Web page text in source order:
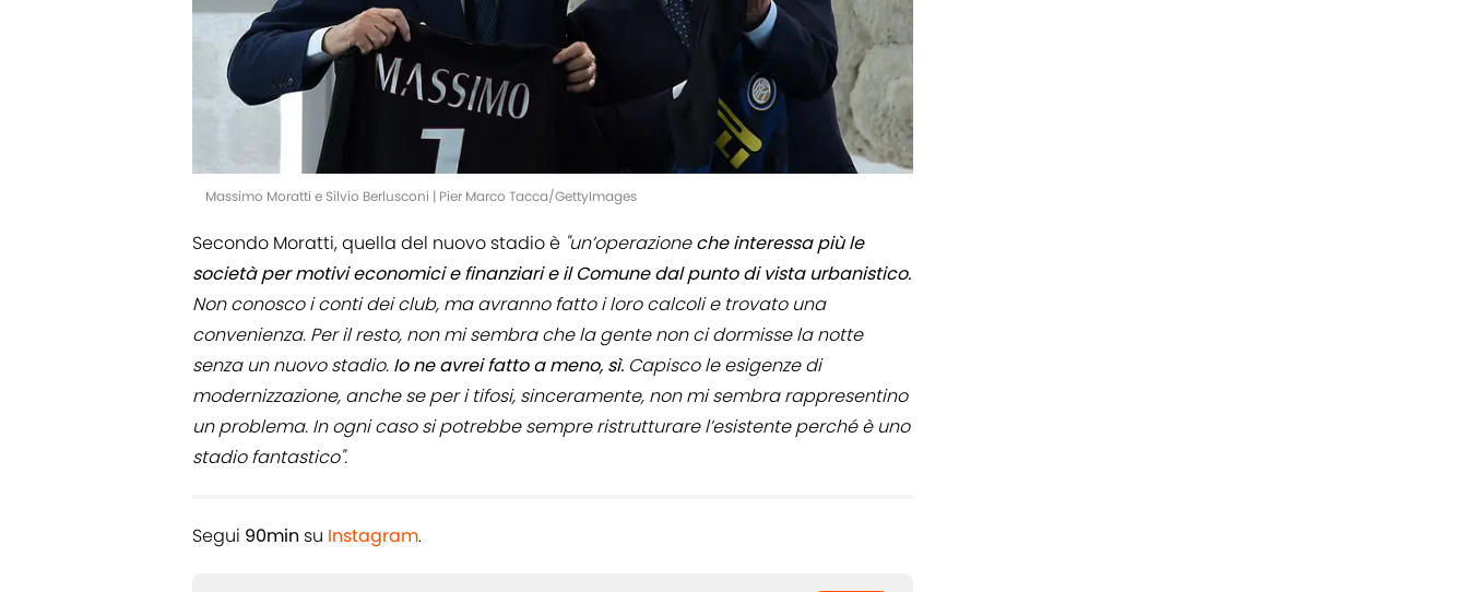
Massimo Moratti e Silvio Berlusconi | Pier Marco Tacca/GettyImages
Secondo Moratti, quella del nuovo stadio è "un’operazioneche interessa più le
società per motivi economici e finanziari e il Comune dal punto di vista urbanistico.
Non conosco i conti dei club, ma avranno fatto i loro calcoli e trovato una
convenienza. Per il resto, non mi sembra che la gente non ci dormisse la notte
senza un nuovo stadio. Io ne avrei fatto a meno, sì. Capisco le esigenze di
modernizzazione, anche se per i tifosi, sinceramente, non mi sembra rappresentino
un problema. In ogni caso si potrebbe sempre ristrutturare l’esistente perché è uno
stadio fantastico".
Segui 90min su Instagram.